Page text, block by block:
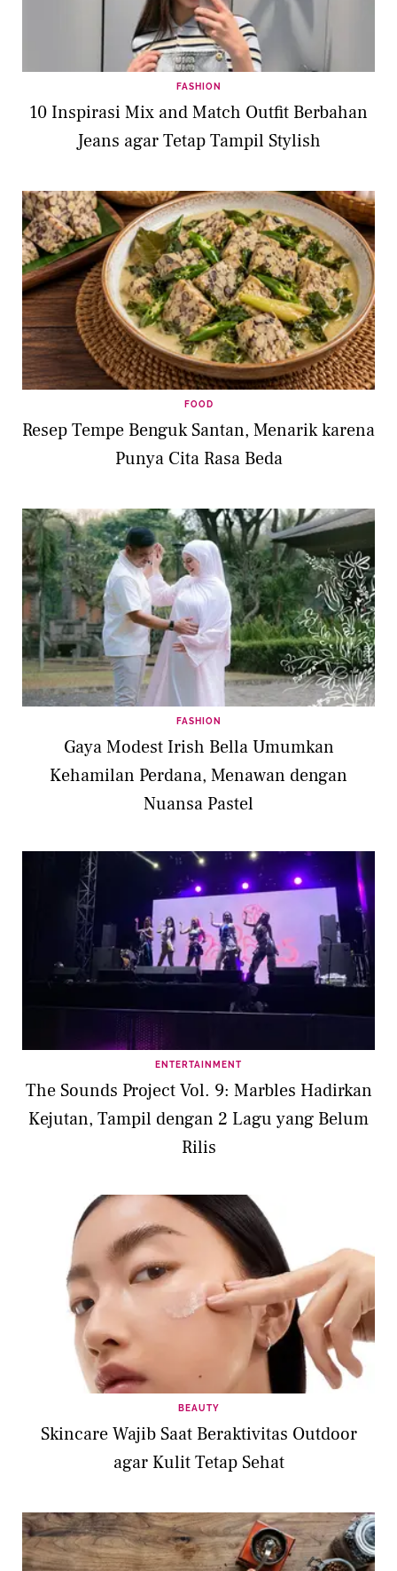
FASHION
10 Inspirasi Mix and Match Outfit Berbahan
Jeans agar Tetap Tampil Stylish
FOOD
Resep Tempe Benguk Santan, Menarik karena
Punya Cita Rasa Beda
FASHION
Gaya Modest Irish Bella Umumkan
Kehamilan Perdana, Menawan dengan
Nuansa Pastel
ENTERTAINMENT
The Sounds Project Vol. 9: Marbles Hadirkan
Kejutan, Tampil dengan 2 Lagu yang Belum
Rilis
BEAUTY
Skincare Wajib Saat Beraktivitas Outdoor
agar Kulit Tetap Sehat